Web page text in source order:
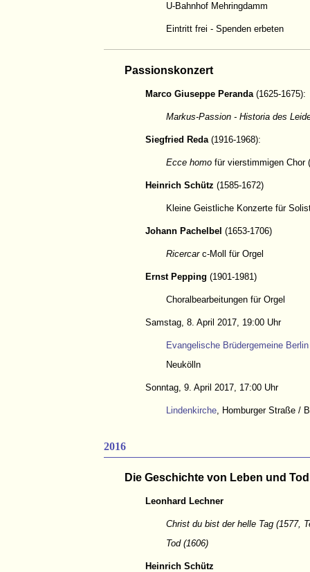
U-Bahnhof Mehringdamm
Eintritt frei - Spenden erbeten
Passionskonzert
Marco Giuseppe Peranda(1625-1675):
Markus-Passion - Historia des
Siegfried Reda(1916-1968):
Ecce homo für vierstimmigen Chor
Heinrich Schütz (1585-1672)
Kleine Geistliche Konzerte für
Johann Pachelbel (1653-1706)
Ricercarc-Moll für Orgel
Ernst Pepping (1901-1981)
Choralbearbeitungen für Orgel
Samstag, 8. April 2017, 19:00 Uhr
Evangelische Brüdergemeine
Neukölln
Sonntag, 9. April 2017, 17:00 Uhr
Lindenkirche, Homburger Straße /
2016
Die Geschichte von Leben und Tod
Leonhard Lechner
Christ du bist der helle Tag (1577,
Tod (1606)
Heinrich Schütz